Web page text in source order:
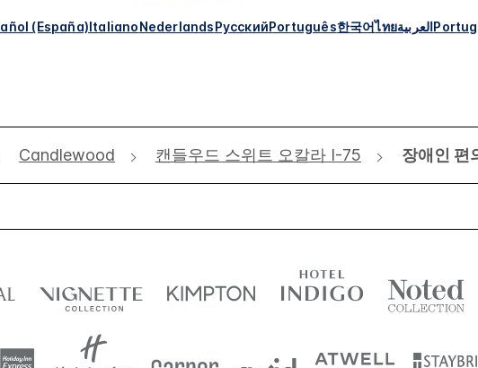
(España)ItalianoNederlandsРусскийPortuguês한국어ไทยالعربية
Candlewood 캔들우드 스위트 오칼라 I-75 장애인 편